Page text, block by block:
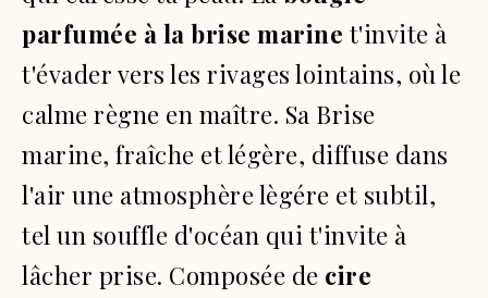
parfumée à la brise marine t'invite à
t'évader vers les rivages lointains, où le
calme règne en maître. Sa Brise
marine, fraîche et légère, diffuse dans
l'air une atmosphère lègére et subtil,
tel un souffle d'océan qui t'invite à
lâcher prise. Composée de cire